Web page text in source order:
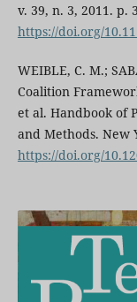
v. 39, n. 3, 2011. p.
https://doi.org/
WEIBLE, C. M.;
Coalition
et al. Handbook of
and Methods. New
https://doi.org/